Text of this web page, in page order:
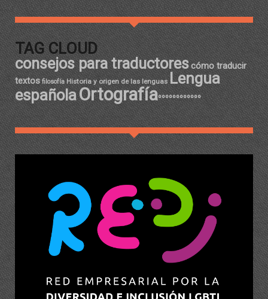
TAG CLOUD
consejos para traductorescómo traducir
textos filosofía Historia y origen de las lenguas Lengua
españolaOrtografíaºººººººººººº